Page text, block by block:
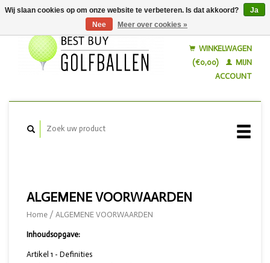
WINKELWAGEN
(€0,00)
MIJN
ACCOUNT
ALGEMENE VOORWAARDEN
Home / ALGEMENE VOORWAARDEN
Inhoudsopgave:
Artikel 1 - Definities
Wij slaan cookies op om onze website te verbeteren. Is dat akkoord?
Ja
Nee
Meer over cookies »